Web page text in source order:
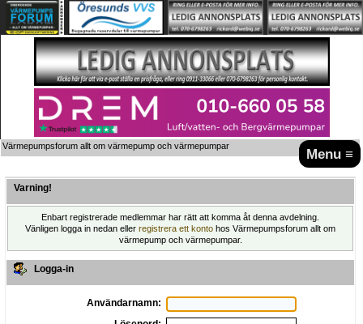
Menu ≡
Värmepumpsforum allt om värmepump och värmepumpar
Varning!
Enbart registrerade medlemmar har rätt att komma åt denna avdelning.
Vänligen logga in nedan eller registrera ett konto hos Värmepumpsforum allt om
värmepump och värmepumpar.
Logga-in
Användarnamn: